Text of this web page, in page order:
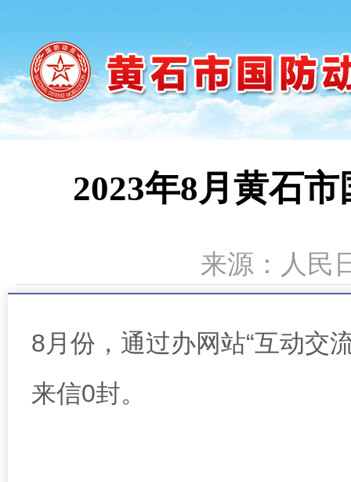
2023年8月黄石
来源：人
8月份，通过办网站“互动交
来信0封。